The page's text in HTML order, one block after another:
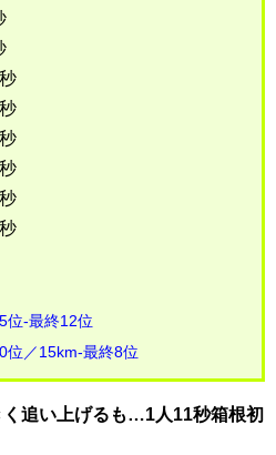
位-最終12位
位／15km-最終8位
追い上げるも…1人11秒箱根初